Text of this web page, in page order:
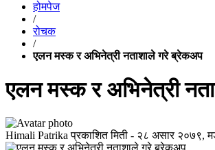
होमपेज
/
रोचक
/
एलन मस्क र अभिनेत्री नताशाले गरे ब्रेकअप
एलन मस्क र अभिनेत्री
Himali Patrika प्रकाशित मिती - २८ असार २०७९,